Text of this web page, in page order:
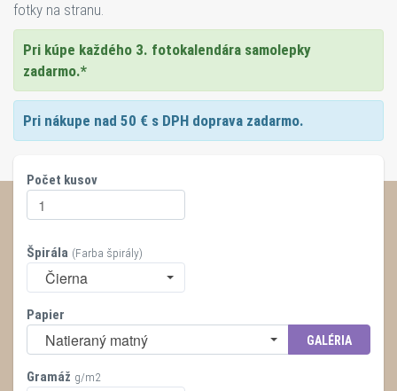
fotky na stranu.
Pri kúpe každého 3. fotokalendára samolepky
zadarmo.*
Pri nákupe nad 50 € s DPH doprava zadarmo.
Počet kusov
Špirála (Farba špirály)
Čierna
Papier
Natieraný matný GALÉRIA
Gramáž g/m2